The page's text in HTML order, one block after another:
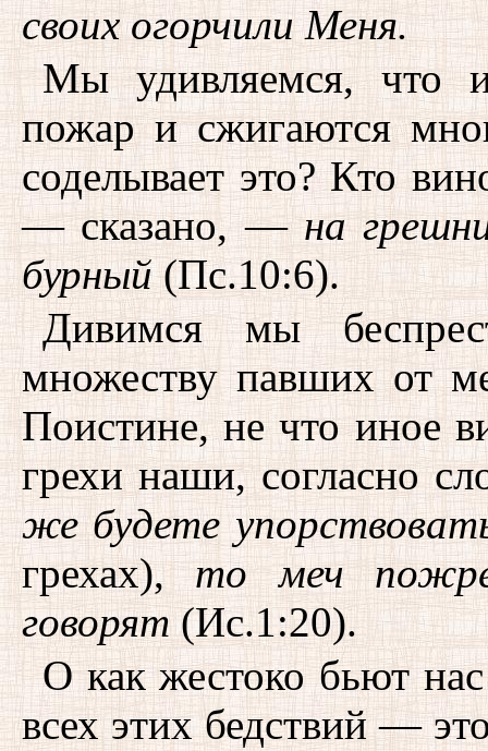
своих огорчили Меня.
Мы удивляемся, что
пожар и сжигаются
соделывает это? Кто
— сказано, —на
бурный(Пс.10:6).
Дивимся мы
множеству павших от
Поистине, не что иное
грехи наши, согласно
же будете
грехах),то меч
говорят(Ис.1:20).
О как жестоко бьют
всех этих бедствий —